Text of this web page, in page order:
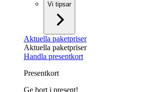
Vi tipsar
Aktuella paketpriser
Aktuella paketpriser
Handla presentkort
Presentkort
Ge bort i present!